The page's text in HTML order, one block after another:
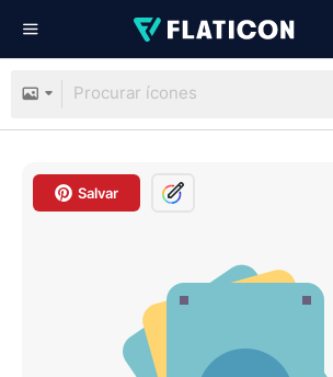
Salvar